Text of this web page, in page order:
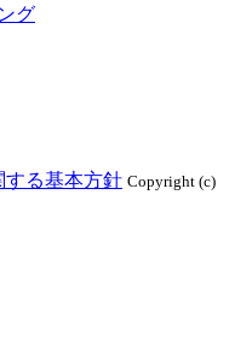
グ
する基本方針 Copyright (c)